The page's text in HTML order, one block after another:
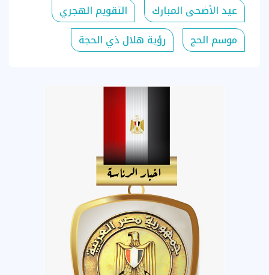
عيد الأضحى المبارك
التقويم الهجري
موسم الحج
رؤية هلال ذي الحجة